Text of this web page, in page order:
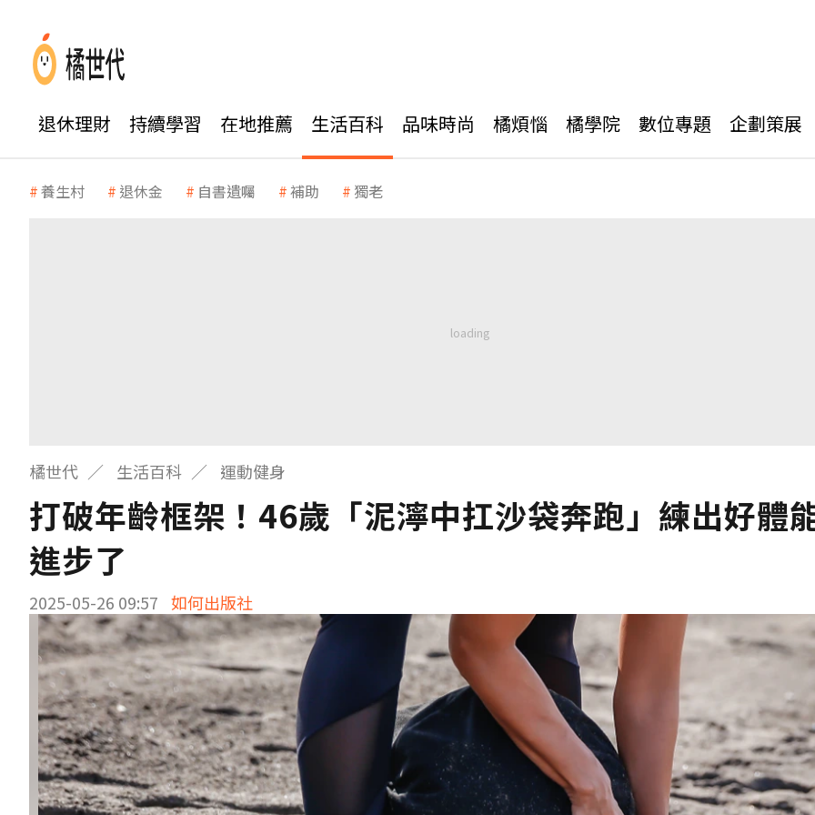
退休理財 持續學習 在地推薦 生活百科 品味時尚 橘煩惱 橘學院 數位專題 企劃策展
養生村 退休金 自書遺囑 補助 獨老
橘世代 生活百科 運動健身
打破年齡框架！46歲「泥濘中扛沙袋奔跑」練出好體
進步了
2025-05-26 09:57 如何出版社